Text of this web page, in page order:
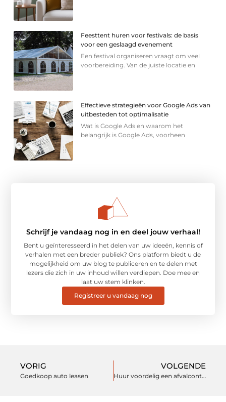
Feesttent huren voor festivals: de basis
voor een geslaagd evenement
Een festival organiseren vraagt om veel
voorbereiding. Van de juiste locatie en
Effectieve strategieën voor Google Ads van
uitbesteden tot optimalisatie
Wat is Google Ads en waarom het
belangrijk is Google Ads, voorheen
Schrijf je vandaag nog in en deel jouw verhaal!
Bent u geïnteresseerd in het delen van uw ideeën, kennis of
verhalen met een breder publiek? Ons platform biedt u de
mogelijkheid om uw blog te publiceren en te delen met
lezers die zich in uw inhoud willen verdiepen. Doe mee en
laat uw stem klinken.
Registreer u vandaag nog
VORIG
Goedkoop auto leasen
VOLGENDE
Huur voordelig een afvalcontainer in regio Twente